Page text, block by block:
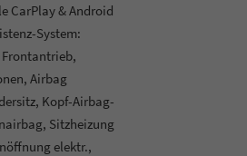
CarPlay & Android
System:
Airbag
Kopf-Airbag-
Sitzheizung
elektr.,